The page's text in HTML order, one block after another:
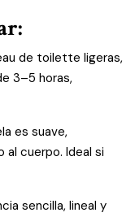
de toilette ligeras,
3–5 horas,
es suave,
al cuerpo. Ideal si
sencilla, lineal y